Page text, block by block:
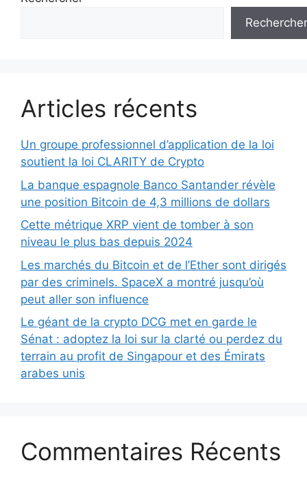
Rechercher
Articles récents
Un groupe professionnel d’application de la loi
soutient la loi CLARITY de Crypto
La banque espagnole Banco Santander révèle
une position Bitcoin de 4,3 millions de dollars
Cette métrique XRP vient de tomber à son
niveau le plus bas depuis 2024
Les marchés du Bitcoin et de l’Ether sont dirigés
par des criminels. SpaceX a montré jusqu’où
peut aller son influence
Le géant de la crypto DCG met en garde le
Sénat : adoptez la loi sur la clarté ou perdez du
terrain au profit de Singapour et des Émirats
arabes unis
Commentaires Récents